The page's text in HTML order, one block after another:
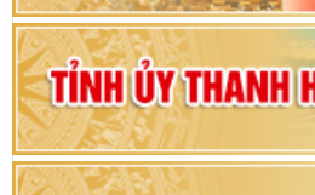
Bộ Chính trị duyệt nội
Đảng bộ tỉnh Thanh
2025 - 2030
Đại hội đại biểu Đảng
nhiệm kỳ 2025 – 2030